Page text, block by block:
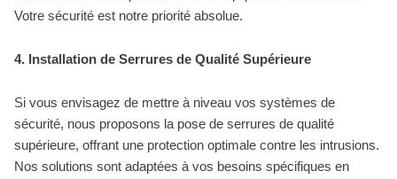
Votre sécurité est notre priorité absolue.
4. Installation de Serrures de Qualité Supérieure
Si vous envisagez de mettre à niveau vos systèmes de
sécurité, nous proposons la pose de serrures de qualité
supérieure, offrant une protection optimale contre les intrusions.
Nos solutions sont adaptées à vos besoins spécifiques en